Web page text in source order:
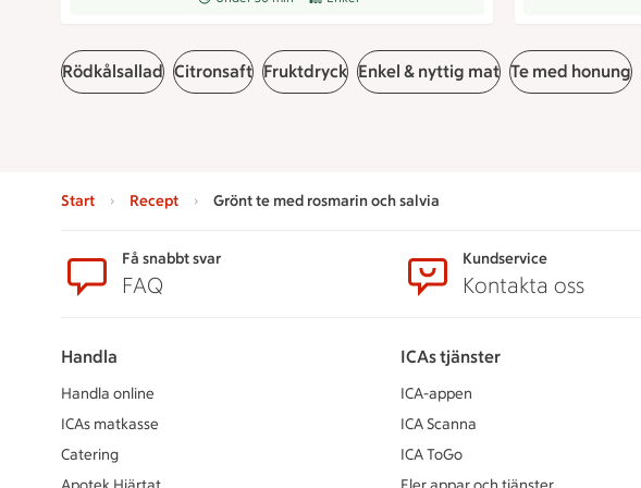
Rödkålsallad Citronsaft Fruktdryck Enkel & nyttig mat Te med honung
Start Recept Grönt te med rosmarin och salvia
Få snabbt svar
FAQ
Kundservice
Kontakta oss
Handla
Handla online
ICAs matkasse
Catering
ICAs tjänster
ICA-appen
ICA Scanna
ICA ToGo